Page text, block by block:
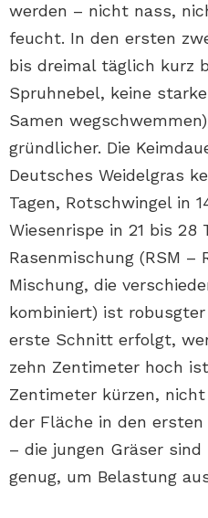
werden – nicht nass,
feucht. In den ersten
bis dreimal täglich kurz
Spruhnebel, keine
Samen
gründlicher. Die
Deutsches Weidelgras
Tagen, Rotschwingel in
Wiesenrispe in 21 bis 28
Rasenmischung (RSM –
Mischung, die
kombiniert) ist
erste Schnitt erfolgt,
zehn Zentimeter hoch
Zentimeter kürzen,
der Fläche in den
– die jungen Gräser
genug, um Belastung